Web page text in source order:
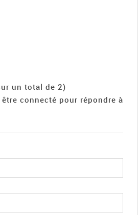
un total de 2)
connecté pour répondre à